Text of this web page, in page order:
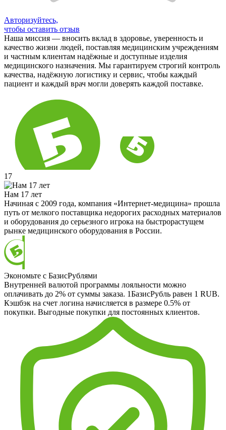
Авторизуйтесь,
чтобы оставить отзыв
Наша миссия — вносить вклад в здоровье, уверенность и
качество жизни людей, поставляя медицинским учреждениям
и частным клиентам надёжные и доступные изделия
медицинского назначения. Мы гарантируем строгий контроль
качества, надёжную логистику и сервис, чтобы каждый
пациент и каждый врач могли доверять каждой поставке.
17
Нам 17 лет
Начиная с 2009 года, компания «Интернет-медицина» прошла
путь от мелкого поставщика недорогих расходных материалов
и оборудования до серьезного игрока на быстрорастущем
рынке медицинского оборудования в России.
Экономьте с БазисРублями
Внутренней валютой программы лояльности можно
оплачивать до 2% от суммы заказа. 1БазисРубль равен 1 RUB.
Кэшбэк на счет логина начисляется в размере 0.5% от
покупки. Выгодные покупки для постоянных клиентов.